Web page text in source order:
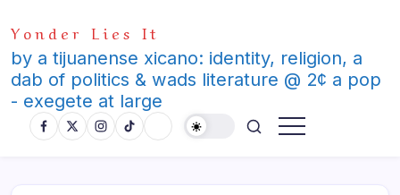
to
content
Yonder Lies It
by a tijuanense xicano: identity, religion, a
dab of politics & wads literature @ 2¢ a pop
- exegete at large